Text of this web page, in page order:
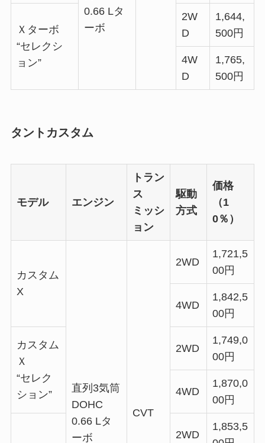
0.66 Lタ
ーボ
Ｘターボ
“セレクシ
ョン”
2W
D
1,644,
500円
4W
D
1,765,
500円
タントカスタム
モデル エンジン
トラン
ス
ミッシ
ョン
駆動
方式
価格
（1
0％）
カスタム
X
直列3気筒
DOHC
0.66 Lタ
ーボ
CVT
2WD
1,721,5
00円
4WD
1,842,5
00円
カスタム
Ｘ
“セレク
ション”
2WD
1,749,0
00円
4WD
1,870,0
00円
2WD
1,853,5